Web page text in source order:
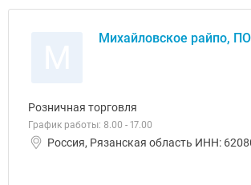
Михайловское райпо, ПО
Розничная торговля
График работы: 8.00 - 17.00
Россия, Рязанская область ИНН: